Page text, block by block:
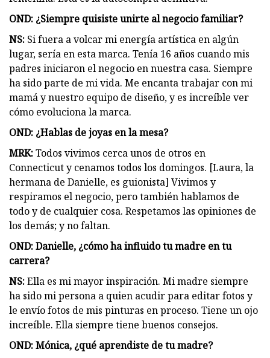
OND: ¿Siempre quisiste unirte al negocio familiar?
NS: Si fuera a volcar mi energía artística en algún
lugar, sería en esta marca. Tenía 16 años cuando mis
padres iniciaron el negocio en nuestra casa. Siempre
ha sido parte de mi vida. Me encanta trabajar con mi
mamá y nuestro equipo de diseño, y es increíble ver
cómo evoluciona la marca.
OND: ¿Hablas de joyas en la mesa?
MRK:Todos vivimos cerca unos de otros en
Connecticut y cenamos todos los domingos. [Laura, la
hermana de Danielle, es guionista] Vivimos y
respiramos el negocio, pero también hablamos de
todo y de cualquier cosa. Respetamos las opiniones de
los demás; y no faltan.
OND: Danielle, ¿cómo ha influido tu madre en tu
carrera?
NS:Ella es mi mayor inspiración. Mi madre siempre
ha sido mi persona a quien acudir para editar fotos y
le envío fotos de mis pinturas en proceso. Tiene un ojo
increíble. Ella siempre tiene buenos consejos.
OND: Mónica, ¿qué aprendiste de tu madre?